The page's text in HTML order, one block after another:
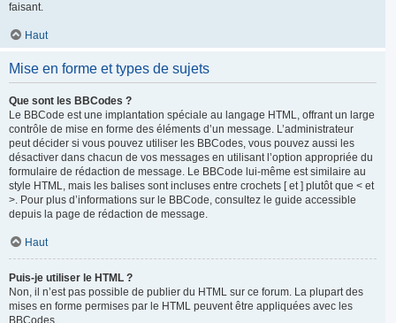
faisant.
Haut
Mise en forme et types de sujets
Que sont les BBCodes ?
Le BBCode est une implantation spéciale au langage HTML, offrant un large
contrôle de mise en forme des éléments d’un message. L’administrateur
peut décider si vous pouvez utiliser les BBCodes, vous pouvez aussi les
désactiver dans chacun de vos messages en utilisant l’option appropriée du
formulaire de rédaction de message. Le BBCode lui-même est similaire au
style HTML, mais les balises sont incluses entre crochets [ et ] plutôt que < et
>. Pour plus d’informations sur le BBCode, consultez le guide accessible
depuis la page de rédaction de message.
Haut
Puis-je utiliser le HTML ?
Non, il n’est pas possible de publier du HTML sur ce forum. La plupart des
mises en forme permises par le HTML peuvent être appliquées avec les
BBCodes.